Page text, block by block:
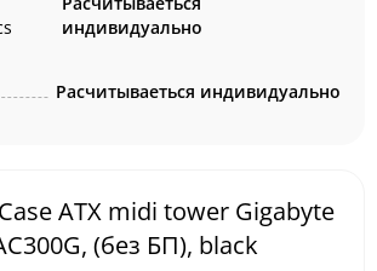
индивидуально
Расчитываеться индивидуально
ATX midi tower Gigabyte
(без БП), black